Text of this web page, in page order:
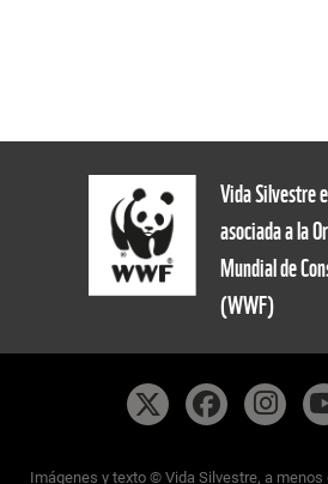
Vida Silvestre
asociada a la
Mundial de
(WWF)
Imágenes y texto © Vida Silvestre, a